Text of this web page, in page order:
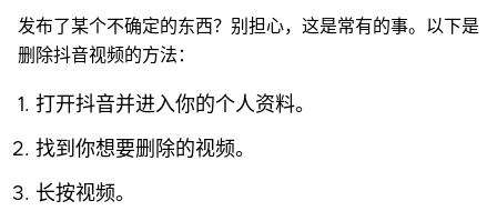
发布了某个不确定的东西？别担心，这是常有的事。以下是
删除抖音视频的方法：
打开抖音并进入你的个人资料。
找到你想要删除的视频。
长按视频。